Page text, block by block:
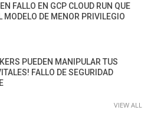
FALLO EN GCP CLOUD RUN QUE
MODELO DE MENOR PRIVILEGIO
PUEDEN MANIPULAR TUS
FALLO DE SEGURIDAD
VIEW ALL